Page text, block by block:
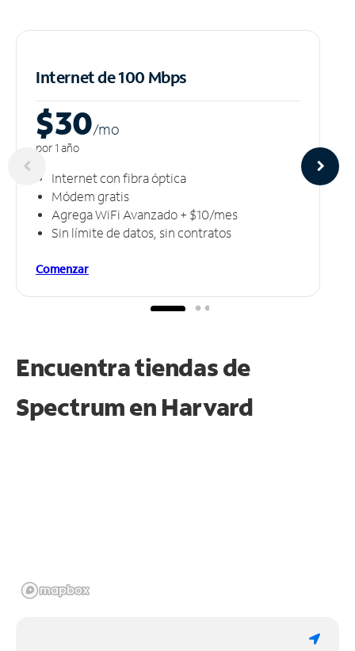
Internet de 100 Mbps
$30/mo
por 1 año
Internet con fibra óptica
Módem gratis
Agrega WiFi Avanzado + $10/mes
Sin límite de datos, sin contratos
Comenzar
Encuentra tiendas de
Spectrum en Harvard